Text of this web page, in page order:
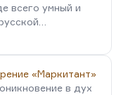
всего умный и
«Маркитант»
в дух